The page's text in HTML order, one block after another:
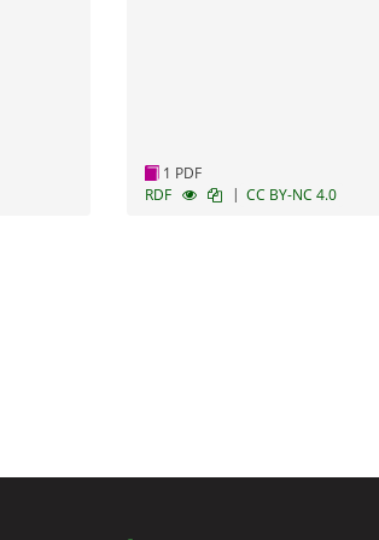
1 PDF
RDF
| CC BY-NC 4.0